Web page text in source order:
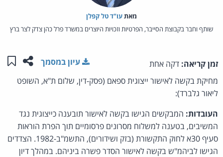
מאת‏עו"ד טל קפלן
שותף וחבר בקבוצת הסייבר, הפרטיות וזכויות היוצרים במשרד פרל כהן צדק לצר ברץ
זמן קריאה: דקה אחת שתפו
עיון במסמך
מחיקת בקשה לאישור ייצוגית ספאם (פסק-דין, שלום ת"א, השופט
ליאור גלברד):
העובדות: המבקשים הגישו בקשה לאישור תובענה כייצוגית נגד
המשיבים, בטענה למשלוח מסרונים פרסומיים תוך הפרת הוראות
סעיף 30א לחוק התקשורת (בזק ושידורים), התשמ"ב-1982. הצדדים
הגישו לביהמ"ש בקשה לאישור הסדר פשרה ביניהם. במהלך דיון